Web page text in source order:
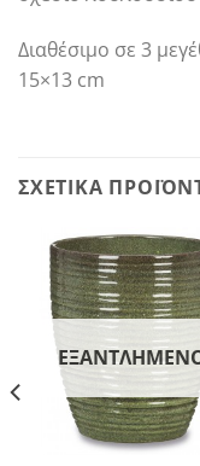
Διαθέσιμο σε 3
15×13 cm
ΣΧΕΤΙΚΆ